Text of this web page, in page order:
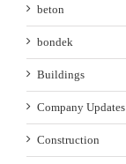
beton
bondek
Buildings
Company Updates
Construction